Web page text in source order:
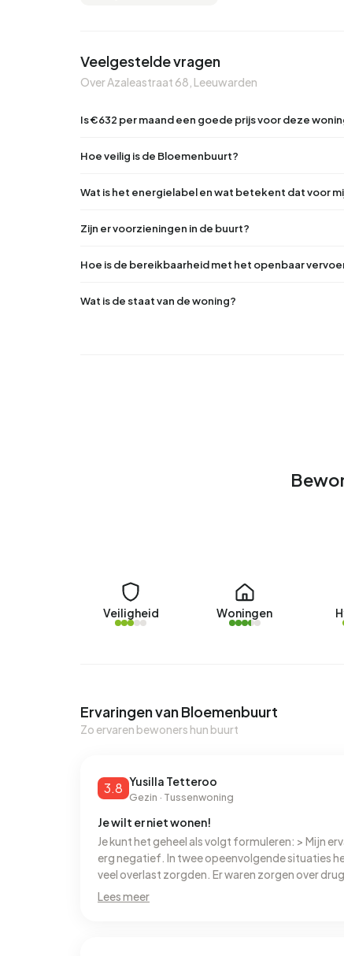
Veelgestelde vragen
Over Azaleastraat 68, Leeuwarden
Is €632 per maand een goede prijs voor deze
Hoe veilig is de Bloemenbuurt?
Wat is het energielabel en wat betekent dat voor
Zijn er voorzieningen in de buurt?
Hoe is de bereikbaarheid met het openbaar
Wat is de staat van de woning?
Veiligheid Woningen
Ervaringen van Bloemenbuurt
Zo ervaren bewoners hun buurt
3.8 Yusilla Tetteroo
Gezin · Tussenwoning
Je wilt er niet wonen!
Je kunt het geheel als volgt formuleren: > Mijn
erg negatief. In twee opeenvolgende situaties
veel overlast zorgden. Er waren zorgen over
kinderen en ernstige incidenten in de wijk,
Lees meer